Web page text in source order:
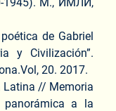
de Gabriel
y Civilización”.
20. 2017.
Latina // Memoria
a la